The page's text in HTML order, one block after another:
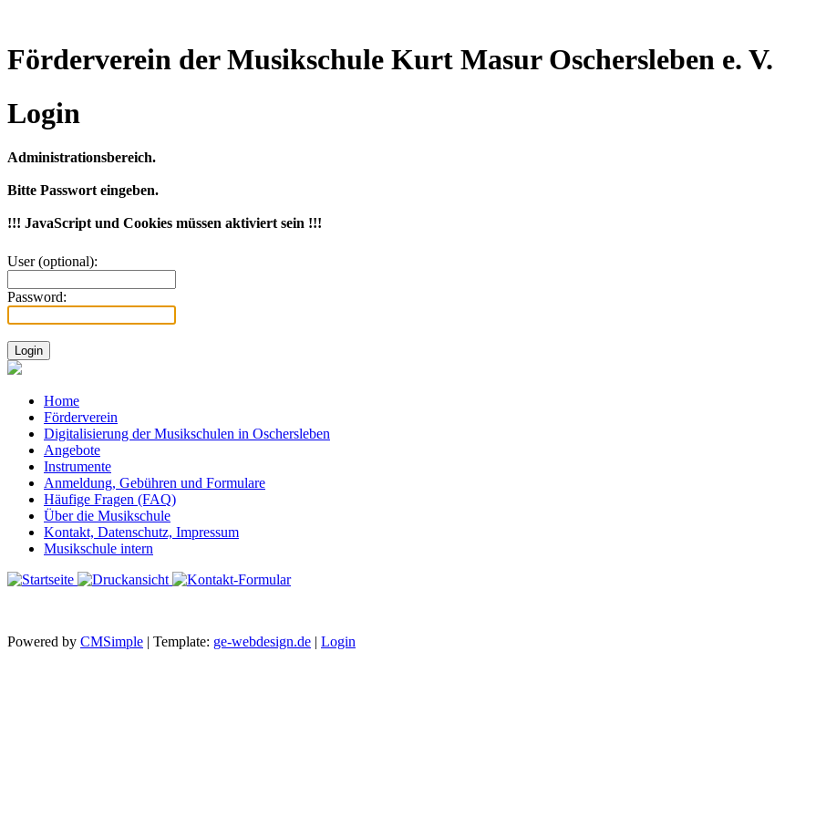
Förderverein der Musikschule Kurt Masur Oschersleben e. V.
Login
Administrationsbereich.
Bitte Passwort eingeben.
!!! JavaScript und Cookies müssen aktiviert sein !!!
User (optional):
Password:
Home
Förderverein
Digitalisierung der Musikschulen in Oschersleben
Angebote
Instrumente
Anmeldung, Gebühren und Formulare
Häufige Fragen (FAQ)
Über die Musikschule
Kontakt, Datenschutz, Impressum
Musikschule intern
Powered by CMSimple | Template: ge-webdesign.de | Login